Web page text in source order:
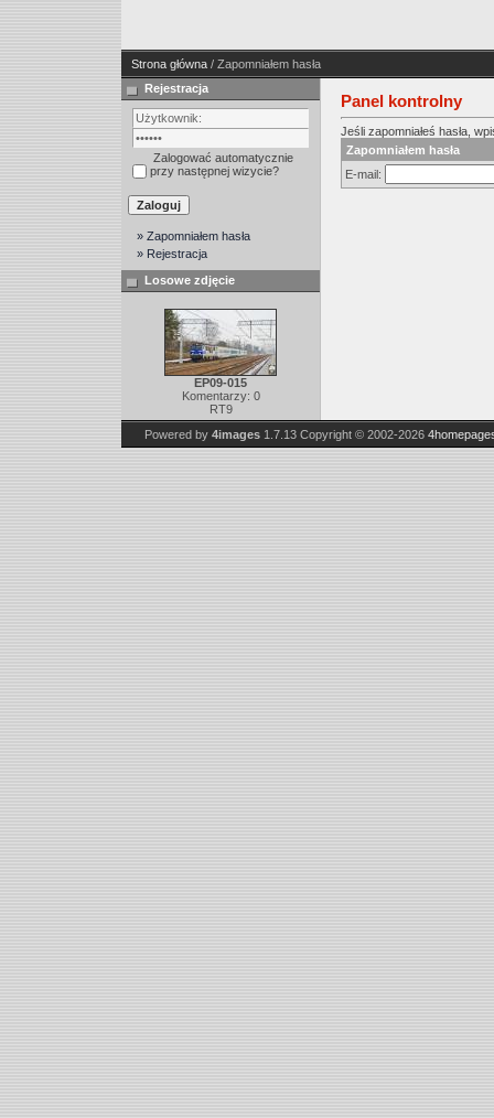
Strona główna / Zapomniałem hasła
Rejestracja
Zalogować automatycznie
przy następnej wizycie?
» Zapomniałem hasła
» Rejestracja
Losowe zdjęcie
EP09-015
Komentarzy: 0
RT9
Panel kontrolny
Jeśli zapomniałeś hasła,
Zapomniałem hasła
E-mail:
Powered by 4images 1.7.13 Copyright © 2002-2026